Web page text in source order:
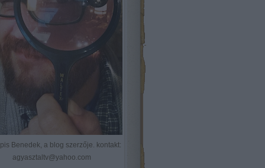
Benedek, a blog szerzője. kontakt:
agyasztaltv@yahoo.com